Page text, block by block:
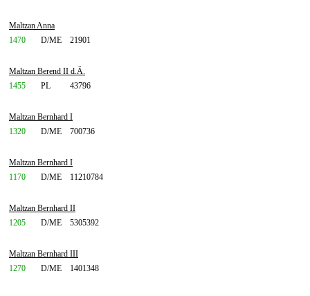
Maltzan Anna
1470
D/ME 21901
Maltzan Berend II d.Ä.
1455
PL 43796
Maltzan Bernhard I
1320
D/ME 700736
Maltzan Bernhard I
1170
D/ME 11210784
Maltzan Bernhard II
1205
D/ME 5305392
Maltzan Bernhard III
1270
D/ME 1401348